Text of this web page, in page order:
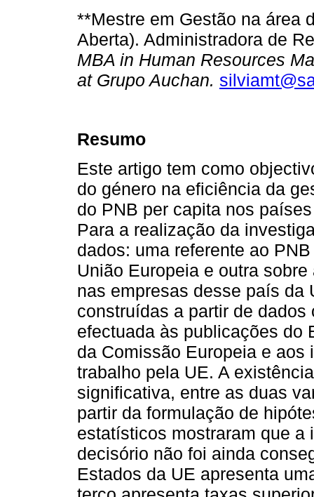
**Mestre em Gestão na área
Aberta). Administradora de
MBA in Human Resources
at Grupo Auchan.
Resumo
Este artigo tem como
do género na eficiência da
do PNB per capita nos
Para a realização da
dados: uma referente ao
União Europeia e outra
nas empresas desse país da
construídas a partir de
efectuada às publicações do
da Comissão Europeia e
trabalho pela UE. A
significativa, entre as duas
partir da formulação de
estatísticos mostraram que a
decisório não foi ainda
Estados da UE apresenta